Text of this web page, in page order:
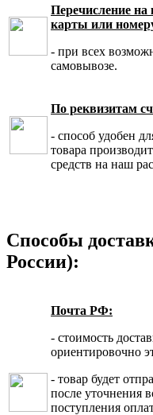
Перечисление на
карты или
- при всех
самовывозе.
По реквизитам
- способ удобен
товара
средств на наш
Способы
России):
Почта РФ:
- стоимость
ориентировочно
- товар будет
после уточнения
поступления